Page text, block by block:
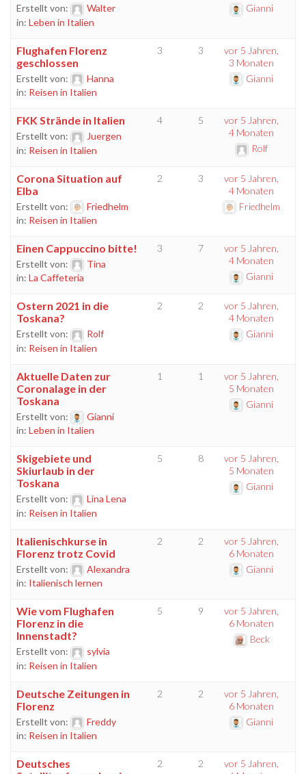
Erstellt von:
Walter
in: Leben in Italien
Gianni
Flughafen Florenz
geschlossen
Erstellt von:
Hanna
in: Reisen in Italien
3 3
vor 5 Jahren,
3 Monaten
Gianni
FKK Strände in Italien
Erstellt von:
Juergen
in: Reisen in Italien
4 5
vor 5 Jahren,
4 Monaten
Rolf
Corona Situation auf
Elba
Erstellt von:
Friedhelm
in: Reisen in Italien
2 3
vor 5 Jahren,
4 Monaten
Friedhelm
Einen Cappuccino bitte!
Erstellt von:
Tina
in: La Caffeteria
3 7
vor 5 Jahren,
4 Monaten
Gianni
Ostern 2021 in die
Toskana?
Erstellt von:
Rolf
in: Reisen in Italien
2 2
vor 5 Jahren,
4 Monaten
Gianni
Aktuelle Daten zur
Coronalage in der
Toskana
Erstellt von:
Gianni
in: Leben in Italien
1 1
vor 5 Jahren,
5 Monaten
Gianni
Skigebiete und
Skiurlaub in der
Toskana
Erstellt von:
Lina Lena
in: Reisen in Italien
5 8
vor 5 Jahren,
5 Monaten
Gianni
Italienischkurse in
Florenz trotz Covid
Erstellt von:
Alexandra
in: Italienisch lernen
2 2
vor 5 Jahren,
6 Monaten
Gianni
Wie vom Flughafen
Florenz in die
Innenstadt?
Erstellt von:
sylvia
in: Reisen in Italien
5 9
vor 5 Jahren,
6 Monaten
Beck
Deutsche Zeitungen in
Florenz
Erstellt von:
Freddy
in: Reisen in Italien
2 2
vor 5 Jahren,
6 Monaten
Gianni
Deutsches
2 2
vor 5 Jahren,